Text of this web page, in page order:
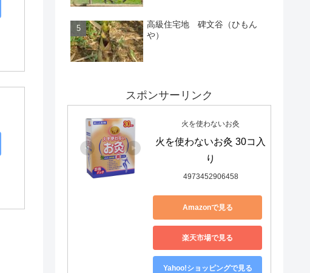
高級住宅地 碑文谷（ひもん
や）
スポンサーリンク
火を使わないお灸
火を使わないお灸 30コ入
り
4973452906458
Amazonで見る
楽天市場で見る
Yahoo!ショッピングで見る